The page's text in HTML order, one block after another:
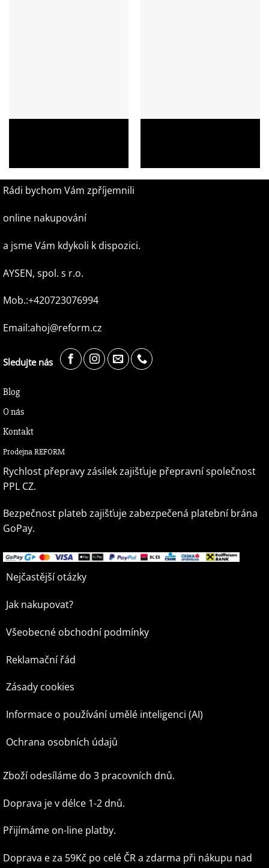
Rádi bychom Vám zpříjemnili
online nakupování
a jsme Vám kdykoli k dispozici.
AYSEN, spol. s r.o.
Mob.:+420723076994
Email:ahoj@reform.cz
Sledujte nás
Blog
O nás
Kontakt
Prodejna REFORM
Rychlost přepravy zásilek zajišťuje přepravní společnost
PPL CZ.
Bezpečnost plateb zajišťuje zabezpečená platební brána
GoPay.
Nejčastější otázky
Jak nakupovat?
Všeobecné obchodní podmínky
Reklamační řád
Zásady cookies
Informace o používání umělé inteligenci (AI)
Ochrana osobních údajů
Zboží odesíláme do 3 pracovních dnů.
Doprava je v délce 1-2 dnů.
Přijímáme on-line platby.
Doprava e za 59Kč po celé ČRa zdarma při nákupu nad